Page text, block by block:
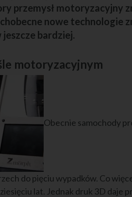
przemysł motoryzacyjny
nowe technologie
bardziej.
motoryzacyjnym
Obecnie samochody
do pięciu wypadków. Co
lat. Jednak druk 3D daje